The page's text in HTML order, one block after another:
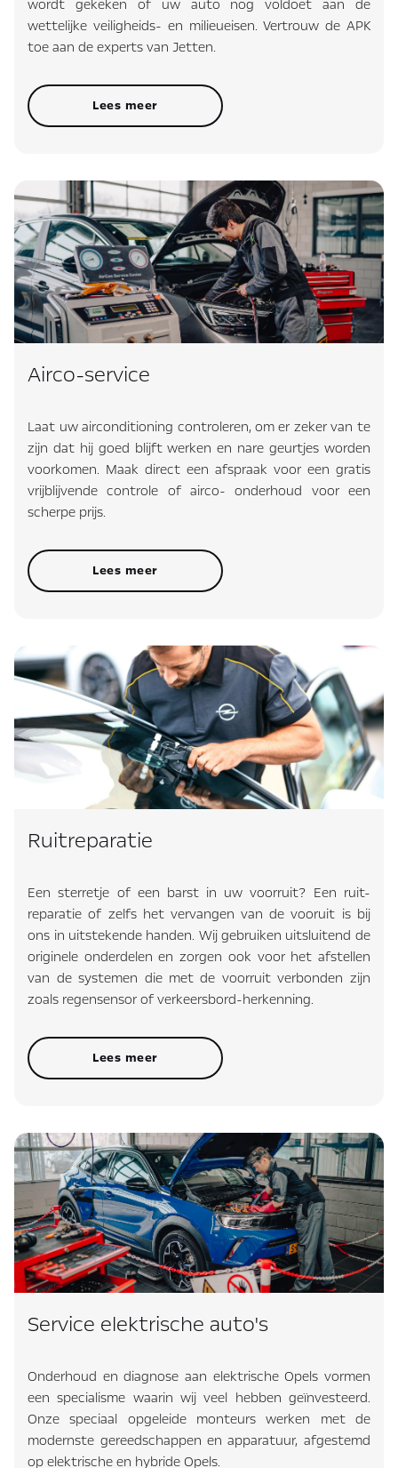
wordt gekeken of uw auto nog voldoet aan de
wettelijke veiligheids- en milieueisen. Vertrouw de APK
toe aan de experts van Jetten.
Lees meer
Airco-service
Laat uw airconditioning controleren, om er zeker van te
zijn dat hij goed blijft werken en nare geurtjes worden
voorkomen. Maak direct een afspraak voor een gratis
vrijblijvende controle of airco- onderhoud voor een
scherpe prijs.
Lees meer
Ruitreparatie
Een sterretje of een barst in uw voorruit? Een ruit-
reparatie of zelfs het vervangen van de vooruit is bij
ons in uitstekende handen. Wij gebruiken uitsluitend de
originele onderdelen en zorgen ook voor het afstellen
van de systemen die met de voorruit verbonden zijn
zoals regensensor of verkeersbord-herkenning.
Lees meer
Service elektrische auto's
Onderhoud en diagnose aan elektrische Opels vormen
een specialisme waarin wij veel hebben geïnvesteerd.
Onze speciaal opgeleide monteurs werken met de
modernste gereedschappen en apparatuur, afgestemd
op elektrische en hybride Opels.